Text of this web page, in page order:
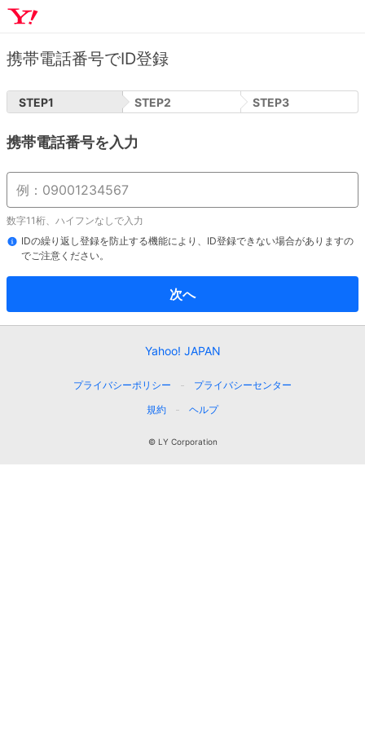
携帯電話番号でID登録
STEP1 STEP2 STEP3
携帯電話番号を入力
数字11桁、ハイフンなしで入力
IDの繰り返し登録を防止する機能により、ID登録できない場合がありますの
でご注意ください。
次へ
Yahoo! JAPAN
プライバシーポリシー
プライバシーセンター
規約
ヘルプ
© LY Corporation